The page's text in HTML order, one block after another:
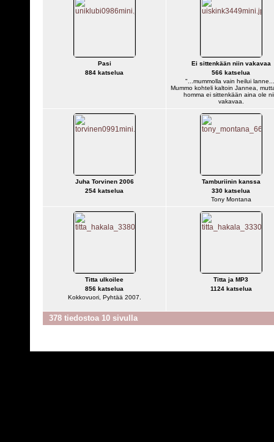
Pasi
884 katselua
Ei sittenkään niin vakavaa
566 katselua
"...mummolla vain heilui
Mummo kohteli kaltoin Jannea,
homma ei sittenkään aina ole
vakavaa.
Juha Torvinen 2006
254 katselua
Tamburiinin kanssa
330 katselua
Tony Montana
Titta ulkoilee
856 katselua
Kokkovuori, Pyhtää 2007.
Titta ja MP3
1124 katselua
378 tiedostoa 10 sivulla